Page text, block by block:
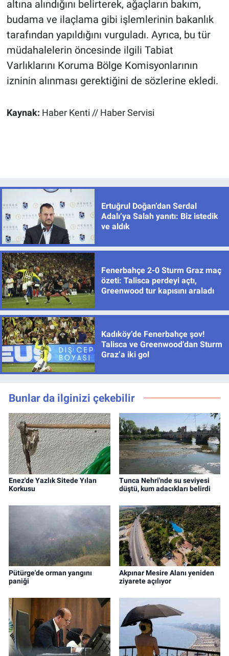
altına alındığını belirterek, ağaçların bakım,
budama ve ilaçlama gibi işlemlerinin bakanlık
tarafından yapıldığını vurguladı. Ayrıca, bu tür
müdahalelerin öncesinde ilgili Tabiat
Varlıklarını Koruma Bölge Komisyonlarının
izninin alınması gerektiğini de sözlerine ekledi.
Kaynak: Haber Kenti // Haber Servisi
Ertuğrul Doğan’dan Serdal
Adalı’ya Salah yanıtı: Biz istedik
ve aldık
Fenerbahçe 2-0 Sturm Graz maç
özeti: Talisca perdeyi açtı,
Greenwood tur kapısını araladı
Kadıköy’de Fenerbahçe şov!
Talisca ve Greenwood’dan Sturm
Graz’a iki gol
Bunlar da ilginizi çekebilir
Enez'de Yazlık Sitede Yılan
Korkusu
Tunca Nehri'nde su seviyesi
düştü, kum adacıkları belirdi
Pütürge'de orman yangını
paniği
Akpınar Mesire Alanı yeniden
ziyarete açılıyor